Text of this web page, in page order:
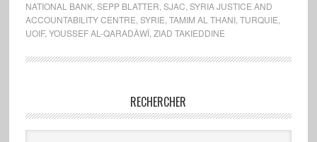
NATIONAL BANK, SEPP BLATTER SJAC SYRIA JUSTICE AND
ACCOUNTABILITY CENTRE SYRIE TAMIM AL THANI, TURQUIE
UOIF, YOUSSEF AL-QARADÂWÎ, ZIAD TAKIEDDINE
RECHERCHER